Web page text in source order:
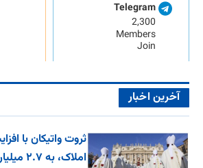
Telegram
2,300
Members
Join
آخرین اخبار
ثروت واتیکان با
املاک، به ۲.۷ میلیارد یورو رسید